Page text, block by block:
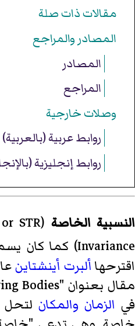
مقالات ذات صلة
المصادر والمراجع
المصادر
المراجع
وصلات خارجية
روابط عربية(بالعربية)
روابط إنجليزية
النسبية الخاصة (
STR
Invariance) كما كان يسميها أينشتاين، وهي التسمية الأكثر دقة،
اقترحها ألبرت أينشتاينعام 1905 (بعد
مقال بعنوان "Bodies
في الزمان والمكان